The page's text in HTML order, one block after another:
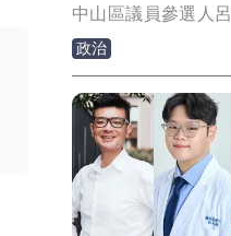
中山區議員參選人
跨足政壇，談及參
《壹蘋》訪問表示
端化，民眾黨的中
民與壯世代的需求
面，呂承祐拋出「
交通、改善排水與
樂稅，活化文化資
合西岸優勢，打造
政治